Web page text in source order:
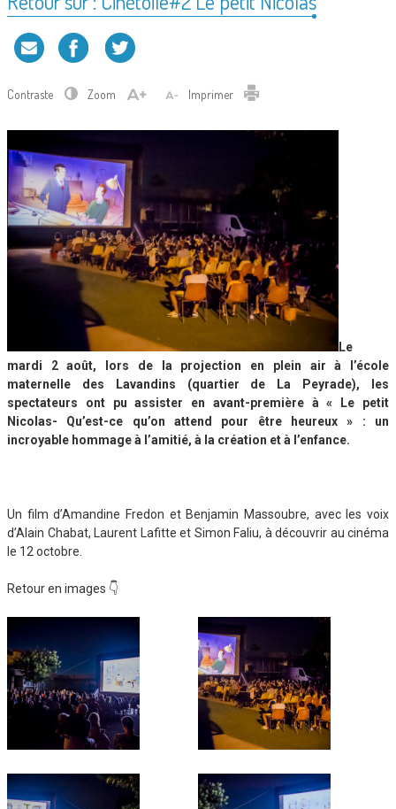
Contraste Zoom Imprimer
Le
mardi 2 août, lors de la projection en plein air à l’école
maternelle des Lavandins (quartier de La Peyrade), les
spectateurs ont pu assister en avant-première à « Le petit
Nicolas- Qu’est-ce qu’on attend pour être heureux » : un
incroyable hommage à l’amitié, à la création et à l’enfance.
Un film d’Amandine Fredon et Benjamin Massoubre, avec les voix
d’Alain Chabat, Laurent Lafitte et Simon Faliu, à découvrir au cinéma
le 12 octobre.
Retour en images 👇